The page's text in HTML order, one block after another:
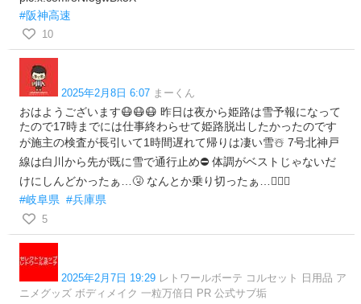
#阪神高速
10
2025年2月8日 6:07 まーくん
おはようございます😷😷😷 昨日は夜から姫路は雪予報になって
たので17時までには仕事終わらせて姫路脱出したかったのです
が施主の検査が長引いて1時間遅れて帰りは凄い雪☃️ 7号北神戸
線は白川から先が既に雪で通行止め⛔️ 体調がベストじゃないだ
けにしんどかったぁ…🤧 なんとか乗り切ったぁ…😵‍💫💦
#岐阜県 #兵庫県
5
2025年2月7日 19:29 レトワールボーテ コルセット 日用品 ア
ニメグッズ ボディメイク 一粒万倍日 PR 公式サブ垢